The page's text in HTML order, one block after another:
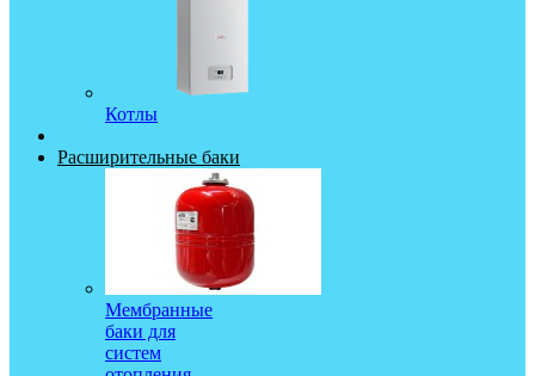
Котлы
Расширительные баки
Мембранные
баки для
систем